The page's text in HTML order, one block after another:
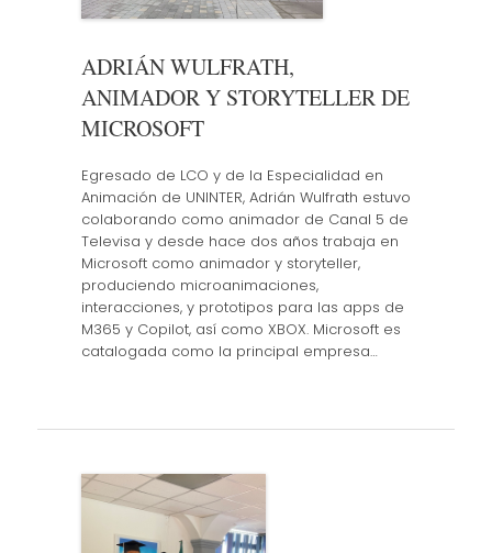
ADRIÁN WULFRATH,
ANIMADOR Y STORYTELLER DE
MICROSOFT
Egresado de LCO y de la Especialidad en
Animación de UNINTER, Adrián Wulfrath estuvo
colaborando como animador de Canal 5 de
Televisa y desde hace dos años trabaja en
Microsoft como animador y storyteller,
produciendo microanimaciones,
interacciones, y prototipos para las apps de
M365 y Copilot, así como XBOX. Microsoft es
catalogada como la principal empresa…